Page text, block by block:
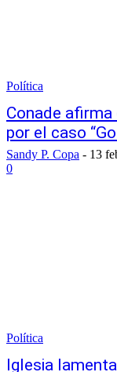
Política
Conade
por el caso
Sandy P. Copa - 13
0
Política
Iglesia